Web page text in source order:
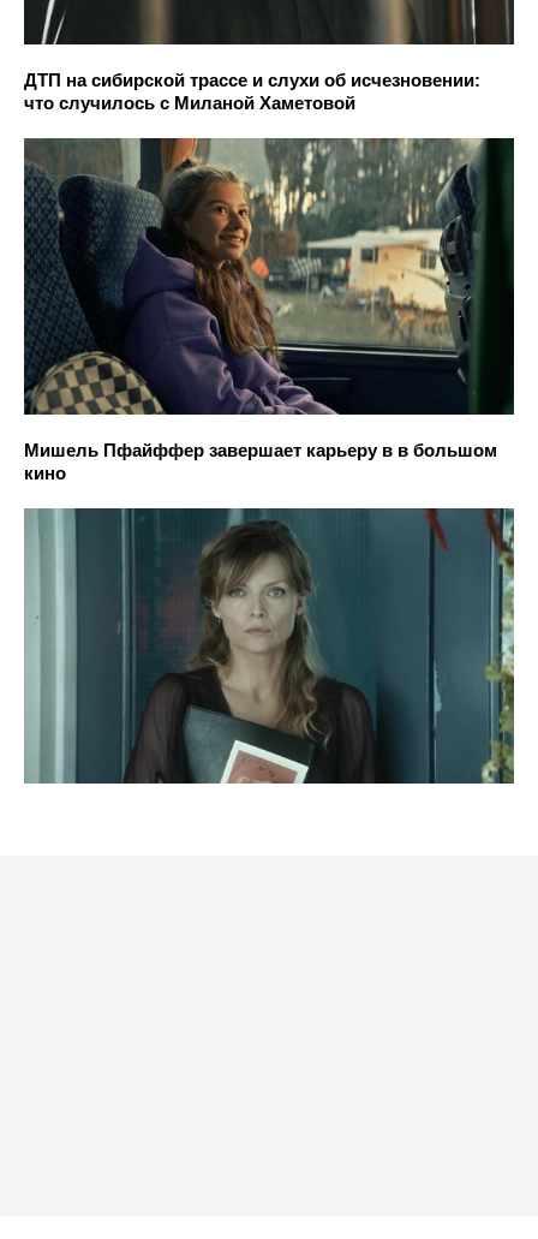
ДТП на сибирской трассе и слухи об исчезновении:
что случилось с Миланой Хаметовой
Мишель Пфайффер завершает карьеру в в большом
кино